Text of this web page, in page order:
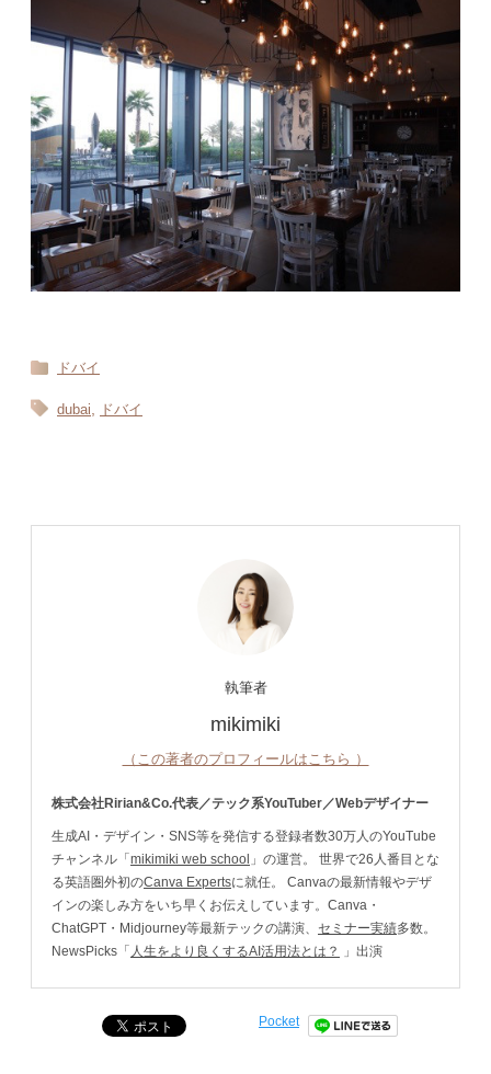
ドバイ
dubai, ドバイ
執筆者
mikimiki
（この著者のプロフィールはこちら ）
株式会社Ririan&Co.代表／テック系YouTuber／Webデザイナー
生成AI・デザイン・SNS等を発信する登録者数30万人のYouTube
チャンネル「 mikimiki web school 」の運営。 世界で26人番目とな
る英語圏外初のCanva Expertsに就任。 Canvaの最新情報やデザ
インの楽しみ方をいち早くお伝えしています。Canva・
ChatGPT・Midjourney等最新テックの講演、 セミナー実績多数。
NewsPicks「 人生をより良くするAI活用法とは？ 」出演
Pocket